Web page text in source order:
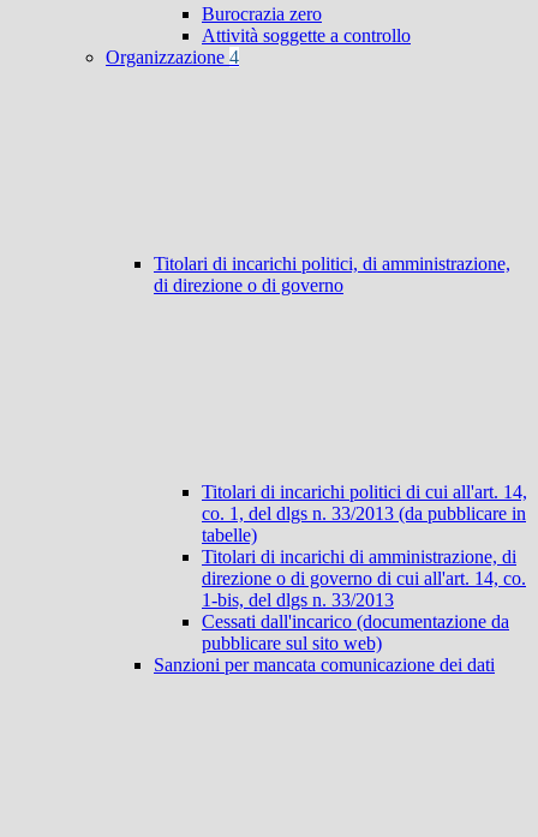
Burocrazia zero
Attività soggette a controllo
Organizzazione 4
Titolari di incarichi politici, di amministrazione,
di direzione o di governo
Titolari di incarichi politici di cui all'art. 14,
co. 1, del dlgs n. 33/2013 (da pubblicare in
tabelle)
Titolari di incarichi di amministrazione, di
direzione o di governo di cui all'art. 14, co.
1-bis, del dlgs n. 33/2013
Cessati dall'incarico (documentazione da
pubblicare sul sito web)
Sanzioni per mancata comunicazione dei dati